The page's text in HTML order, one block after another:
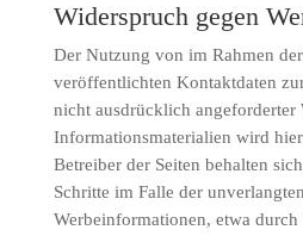
Widerspruch gegen
Der Nutzung von im Rahmen
veröffentlichten Kontaktdaten
nicht ausdrücklich angeforderter
Informationsmaterialien wird
Betreiber der Seiten behalten
Schritte im Falle der
Werbeinformationen, etwa